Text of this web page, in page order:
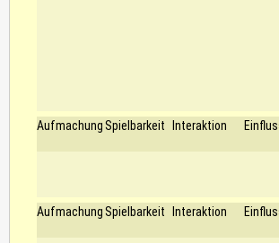
Aufmachung Spielbarkeit Interaktion
Aufmachung Spielbarkeit Interaktion